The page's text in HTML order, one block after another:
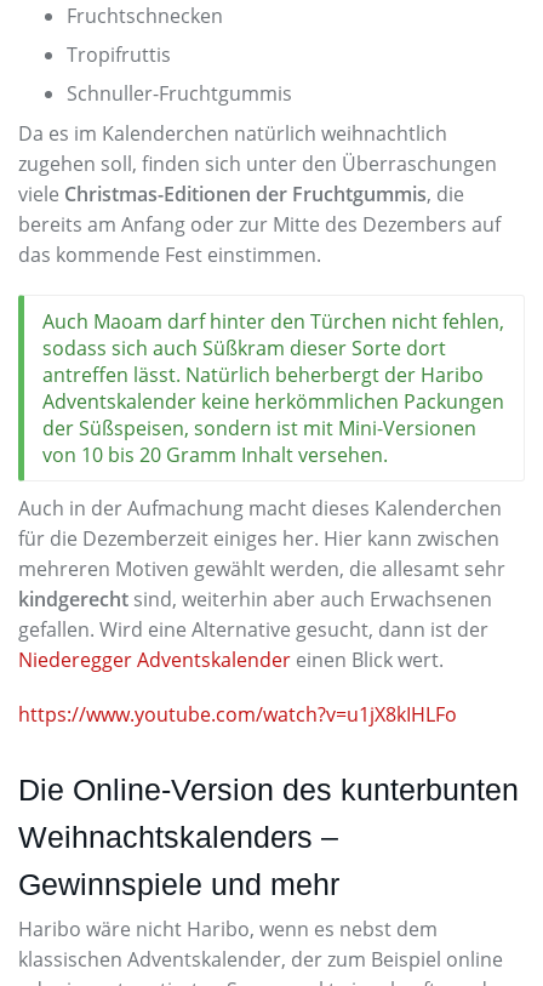
Fruchtschnecken
Tropifruttis
Schnuller-Fruchtgummis
Da es im Kalenderchen natürlich weihnachtlich
zugehen soll, finden sich unter den Überraschungen
viele Christmas-Editionen der Fruchtgummis, die
bereits am Anfang oder zur Mitte des Dezembers auf
das kommende Fest einstimmen.
Auch Maoam darf hinter den Türchen nicht fehlen,
sodass sich auch Süßkram dieser Sorte dort
antreffen lässt. Natürlich beherbergt der Haribo
Adventskalender keine herkömmlichen Packungen
der Süßspeisen, sondern ist mit Mini-Versionen
von 10 bis 20 Gramm Inhalt versehen.
Auch in der Aufmachung macht dieses Kalenderchen
für die Dezemberzeit einiges her. Hier kann zwischen
mehreren Motiven gewählt werden, die allesamt sehr
kindgerecht sind, weiterhin aber auch Erwachsenen
gefallen. Wird eine Alternative gesucht, dann ist der
Niederegger Adventskalender einen Blick wert.
https://www.youtube.com/watch?v=u1jX8kIHLFo
Die Online-Version des kunterbunten
Weihnachtskalenders –
Gewinnspiele und mehr
Haribo wäre nicht Haribo, wenn es nebst dem
klassischen Adventskalender, der zum Beispiel online